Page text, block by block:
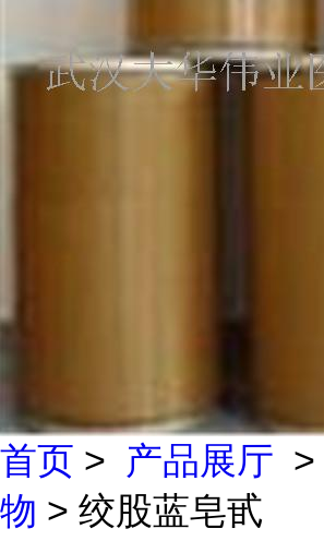
首页 > 产品展厅 >
物 > 绞股蓝皂甙